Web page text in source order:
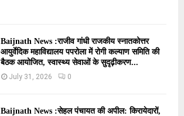
Baijnath News :राजीव गांधी राजकीय स्नातकोत्तर
आयुर्वेदिक महाविद्यालय पपरोला में रोगी कल्याण समिति की
बैठक आयोजित, स्वास्थ्य सेवाओं के सुदृढ़ीकरण...
July 31, 2026 0
Baijnath News :सेहल पंचायत की अपील: किरायेदारों,